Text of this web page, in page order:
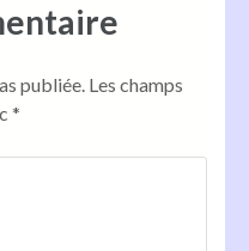
publiée. Les champs
*